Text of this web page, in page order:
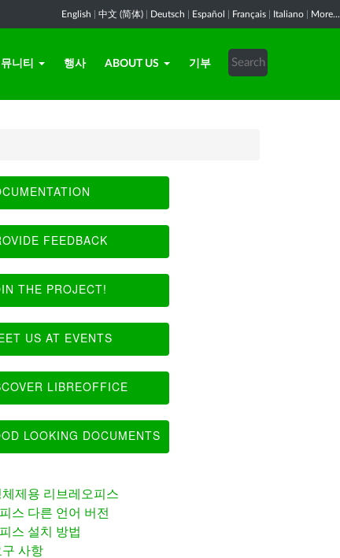
English 中文 (简体) Deutsch Español Français Italiano More...
니티 행사 ABOUT US 기부
FEEDBACK
THE PROJECT!
US AT EVENTS
LIBREOFFICE
LOOKING DOCUMENTS
제용 리브레오피스
스 다른 언어 버전
스 설치 방법
사항